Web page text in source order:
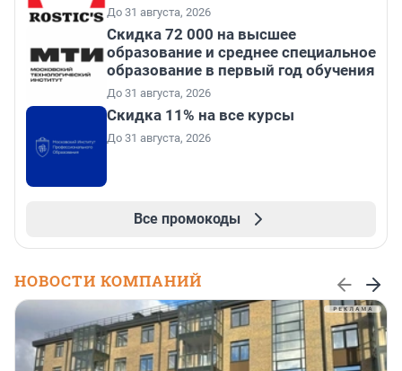
До 31 августа, 2026
Скидка 72 000 на высшее
образование и среднее специальное
образование в первый год обучения
До 31 августа, 2026
Скидка 11% на все курсы
До 31 августа, 2026
Все промокоды
НОВОСТИ КОМПАНИЙ